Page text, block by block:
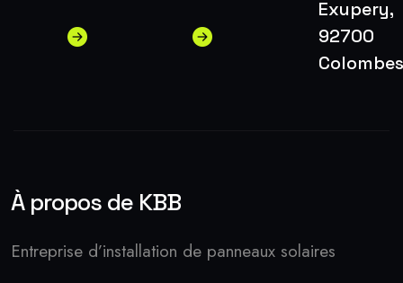
Exupery,
92700
Colombes
À propos de KBB
Entreprise d’installation de panneaux solaires